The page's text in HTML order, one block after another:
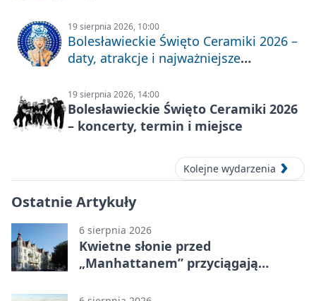
19 sierpnia 2026, 10:00
Bolesławieckie Święto Ceramiki 2026 –
daty, atrakcje i najważniejsze
19 sierpnia 2026, 14:00
Bolesławieckie Święto Ceramiki 2026
– koncerty, termin i miejsce
Kolejne wydarzenia
Ostatnie Artykuły
6 sierpnia 2026
Kwietne słonie przed
„Manhattanem” przyciągają